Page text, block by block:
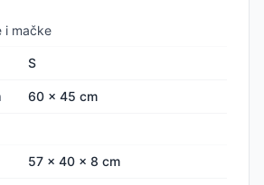
i mačke
S
60 x 45 cm
57 x 40 x 8 cm